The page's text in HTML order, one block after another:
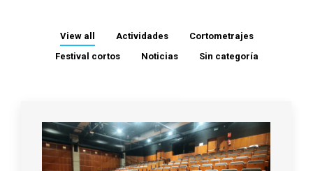
View all Actividades
Cortometrajes
Festival cortos
Noticias Sin categoría